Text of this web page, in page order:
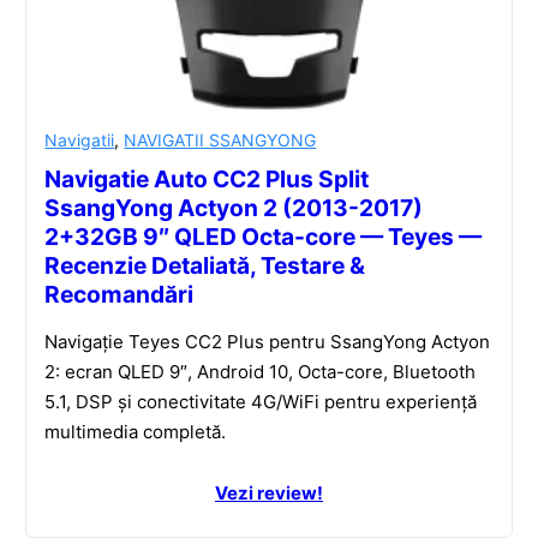
Navigatii, NAVIGATII SSANGYONG
Navigatie Auto CC2 Plus Split
SsangYong Actyon 2 (2013-2017)
2+32GB 9″ QLED Octa-core — Teyes —
Recenzie Detaliată, Testare &
Recomandări
Navigație Teyes CC2 Plus pentru SsangYong Actyon
2: ecran QLED 9″, Android 10, Octa-core, Bluetooth
5.1, DSP și conectivitate 4G/WiFi pentru experiență
multimedia completă.
Vezi review!